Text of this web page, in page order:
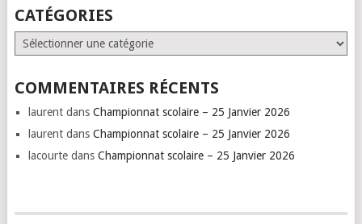
CATÉGORIES
Catégories
COMMENTAIRES RÉCENTS
laurentdans Championnat scolaire – 25 Janvier 2026
laurentdans Championnat scolaire – 25 Janvier 2026
lacourtedans Championnat scolaire – 25 Janvier 2026